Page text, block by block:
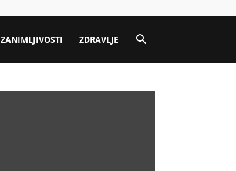
ZANIMLJIVOSTI ZDRAVLJE